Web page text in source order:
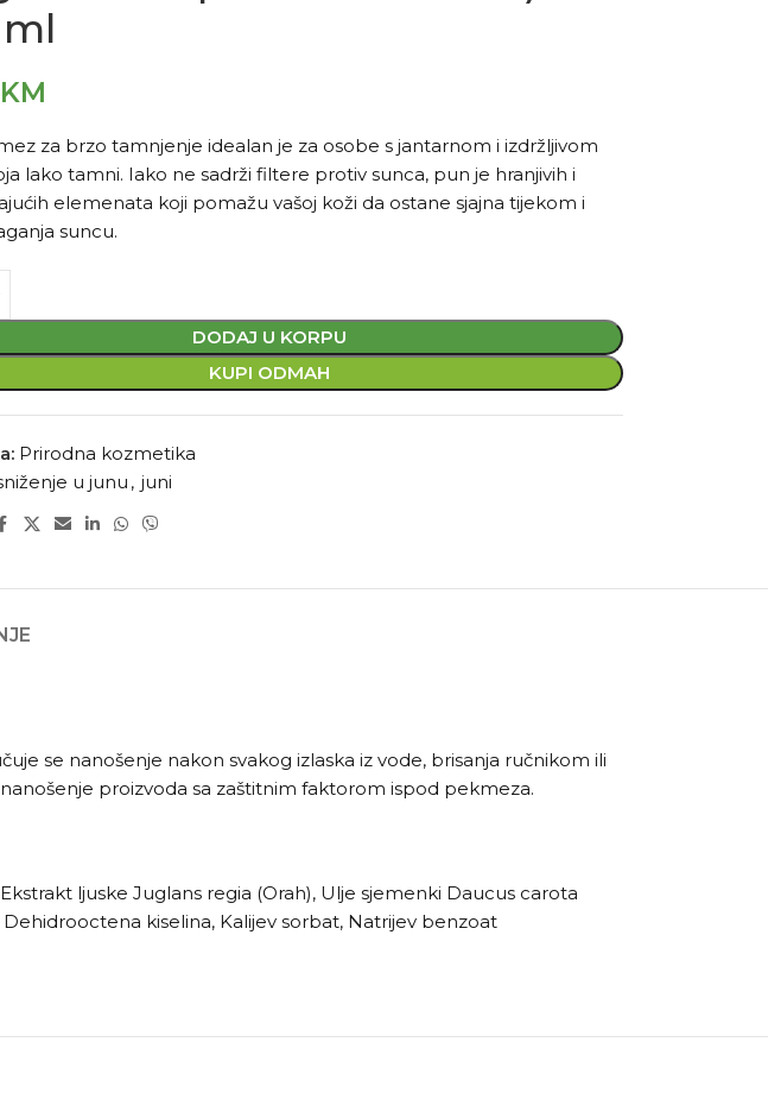
KM
za brzo tamnjenje idealan je za osobe s jantarnom i izdržljivom
lako tamni. Iako ne sadrži filtere protiv sunca, pun je hranjivih i
elemenata koji pomažu vašoj koži da ostane sjajna tijekom i
suncu.
DODAJ U KORPU
KUPI ODMAH
Prirodna kozmetika
u junu , juni
se nanošenje nakon svakog izlaska iz vode, brisanja ručnikom ili
proizvoda sa zaštitnim faktorom ispod pekmeza.
ljuske Juglans regia (Orah), Ulje sjemenki Daucus carota
kiselina, Kalijev sorbat, Natrijev benzoat